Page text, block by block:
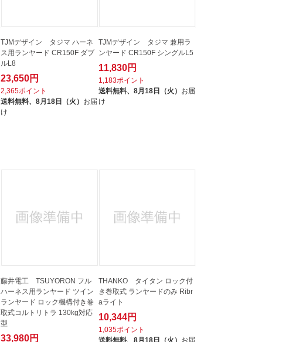
TJMデザイン タジマ ハーネ
ス用ランヤード CR150F ダブ
ルL8
23,650円
2,365ポイント
送料無料、8月18日（火） お届
け
TJMデザイン タジマ 兼用ラ
ンヤード CR150F シングルL5
11,830円
1,183ポイント
送料無料、 8月18日（火） お届
け
藤井電工 TSUYORON フル
ハーネス用ランヤード ツイン
ランヤード ロック機構付き巻
取式コルトリトラ 130kg対応
型
33,980円
THANKO タイタン ロック付
き巻取式 ランヤードのみ Ribr
aライト
10,344円
1,035ポイント
送料無料、 8月18日（火） お届